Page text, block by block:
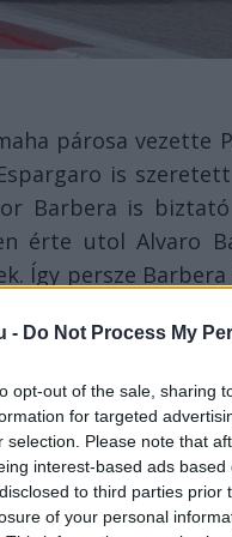
- Do Not Process My
opt-out of the sale, sharing
for targeted
selection. Please note that
interest-based ads
to third parties
of your personal
párosa vezette
is
Barbera is
érte utol Alvaro
Így persze
Espargaro
3 Yamaha 2'04.988
Ducati 2'05.159
3 Yamaha 2'04.867
2'04.944